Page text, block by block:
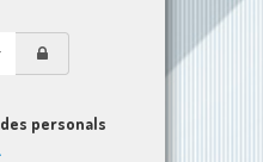
personals